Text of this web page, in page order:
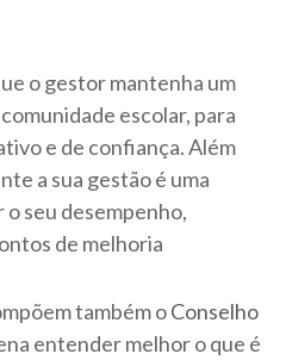
o gestor mantenha um
escolar, para
e de confiança. Além
a sua gestão é uma
seu desempenho,
de melhoria
também oConselho
entender melhor o que é